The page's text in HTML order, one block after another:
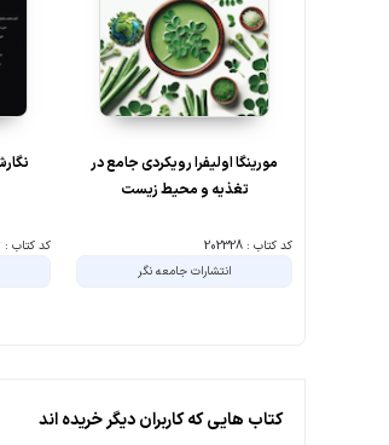
مورینگا اولیفرا رویکردی جامع در
تغذیه و محیط زیست
کد کتاب : 202328
انتشارات جامعه نگر
کد کتاب : 202326
کتاب هایی که کاربران دیگر خریده اند